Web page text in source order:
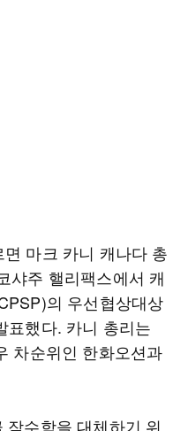
마크 카니 캐나다 총
샤주 핼리팩스에서 캐
의 우선협상대상
표했다. 카니 총리는
차순위인 한화오션과
수함을 대체하기 위